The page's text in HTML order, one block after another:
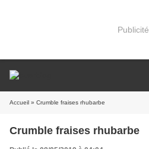
Publicité
Accueil » Crumble fraises rhubarbe
Crumble fraises rhubarbe